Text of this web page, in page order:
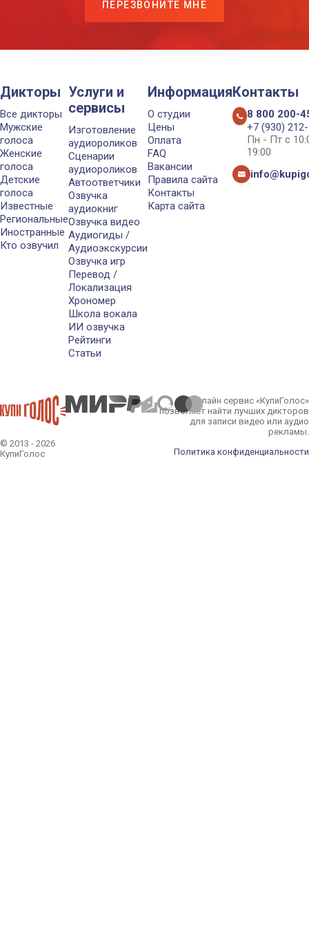
ПЕРЕЗВОНИТЕ МНЕ
Дикторы
Все дикторы
Мужские
голоса
Женские
голоса
Детские
голоса
Известные
Региональные
Иностранные
Кто озвучил
Услуги и
сервисы
Изготовление
аудиороликов
Сценарии
аудиороликов
Автоответчики
Озвучка
аудиокниг
Озвучка видео
Аудиогиды /
Аудиоэкскурсии
Озвучка игр
Перевод /
Локализация
Хрономер
Школа вокала
ИИ озвучка
Рейтинги
Статьи
Информация
О студии
Цены
Оплата
FAQ
Вакансии
Правила сайта
Контакты
Карта сайта
Контакты
8 800 200-
+7 (930)
Пн - Пт с
19:00
© 2013 - 2026
КупиГолос
Онлайн сервис «КупиГолос»
позволяет найти лучших дикторов
для записи видео или аудио
рекламы.
Политика конфиденциальности